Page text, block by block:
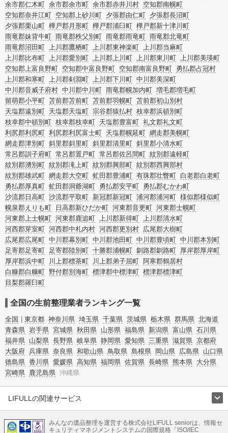
余市郡仁木町 余市郡余市町 余市郡赤井川村 空知郡南幌町
空知郡奈井江町 空知郡上砂川町 夕張郡由仁町 夕張郡長沼町
夕張郡栗山町 樺戸郡月形町 樺戸郡浦臼町 樺戸郡新十津川町
雨竜郡妹背牛町 雨竜郡秩父別町 雨竜郡雨竜町 雨竜郡北竜町
雨竜郡沼田町 上川郡鷹栖町 上川郡東神楽町 上川郡当麻町
上川郡比布町 上川郡愛別町 上川郡上川町 上川郡東川町 上川郡美瑛町
空知郡上富良野町 空知郡中富良野町 空知郡南富良野町 勇払郡占冠村
上川郡和寒町 上川郡剣淵町 上川郡下川町 中川郡美深町
中川郡音威子府村 中川郡中川町 雨竜郡幌加内町 増毛郡増毛町
留萌郡小平町 苫前郡苫前町 苫前郡羽幌町 苫前郡初山別村
天塩郡遠別町 天塩郡天塩町 宗谷郡猿払村 枝幸郡浜頓別町
枝幸郡中頓別町 枝幸郡枝幸町 天塩郡豊富町 礼文郡礼文町
利尻郡利尻町 利尻郡利尻富士町 天塩郡幌延町 網走郡美幌町
網走郡津別町 斜里郡斜里町 斜里郡清里町 斜里郡小清水町
常呂郡訓子府町 常呂郡置戸町 常呂郡佐呂間町 紋別郡遠軽町
紋別郡湧別町 紋別郡滝上町 紋別郡興部町 紋別郡西興部村
紋別郡雄武町 網走郡大空町 虻田郡豊浦町 有珠郡壮瞥町 白老郡白老町
勇払郡厚真町 虻田郡洞爺湖町 勇払郡安平町 勇払郡むかわ町
沙流郡日高町 沙流郡平取町 新冠郡新冠町 浦河郡浦河町 様似郡様似町
幌泉郡えりも町
日高郡新ひだか町 河東郡音更町 河東郡士幌町
河東郡上士幌町 河東郡鹿追町 上川郡新得町 上川郡清水町
河西郡芽室町 河西郡中札内村 河西郡更別村 広尾郡大樹町
広尾郡広尾町 中川郡幕別町 中川郡池田町 中川郡豊頃町 中川郡本別町
足寄郡足寄町 足寄郡陸別町 十勝郡浦幌町 釧路郡釧路町 厚岸郡厚岸町
厚岸郡浜中町
川上郡標茶町 川上郡弟子屈町 阿寒郡鶴居村
白糠郡白糠町 野付郡別海町 標津郡中標津町 標津郡標津町
目梨郡羅臼町
全国の生前整理業者ランキング一覧
全国 東京都 神奈川県 埼玉県 千葉県 茨城県 栃木県 群馬県 北海道
青森県 岩手県 宮城県 秋田県 山形県 福島県 新潟県 富山県 石川県
福井県 山梨県 長野県 岐阜県 静岡県 愛知県 三重県 滋賀県 京都府
大阪府 兵庫県 奈良県 和歌山県 鳥取県 島根県 岡山県 広島県 山口県
徳島県 香川県 愛媛県 高知県 福岡県 佐賀県 長崎県 熊本県 大分県
宮崎県 鹿児島県 沖縄県
LIFULLの関連サービス
不動産・住宅
引越し 老人ホーム 地方創生 ママの就労支援
みんなの遺品整理を運営する株式会社LIFULL seniorは、情報セ
キュリティマネジメントシステムの国際規格「ISO/IEC